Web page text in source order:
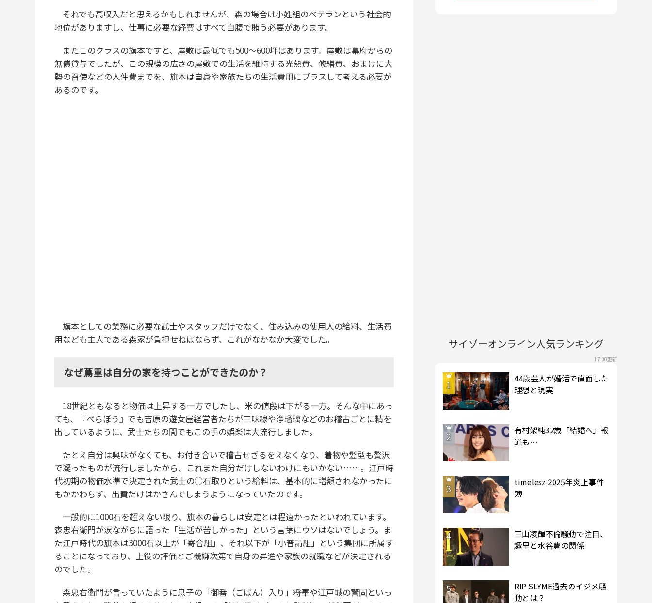
それでも高収入だと思えるかもしれませんが、森の場合は小姓組のベテランという社会的
地位がありますし、仕事に必要な経費はすべて自腹で賄う必要があります。
またこのクラスの旗本ですと、屋敷は最低でも500〜600坪はあります。屋敷は幕府からの
無償貸与でしたが、この規模の広さの屋敷での生活を維持する光熱費、修繕費、おまけに大
勢の召使などの人件費までを、旗本は自身や家族たちの生活費用にプラスして考える必要が
あるのです。
旗本としての業務に必要な武士やスタッフだけでなく、住み込みの使用人の給料、生活費
用なども主人である森家が負担せねばならず、これがなかなか大変でした。
なぜ蔦重は自分の家を持つことができたのか？
18世紀ともなると物価は上昇する一方でしたし、米の値段は下がる一方。そんな中にあっ
ても、『べらぼう』でも吉原の遊女屋経営者たちが三味線や浄瑠璃などのお稽古ごとに精を
出しているように、武士たちの間でもこの手の娯楽は大流行しました。
たとえ自分は興味がなくても、お付き合いで稽古せざるをえなくなり、着物や髪型も贅沢
で凝ったものが流行しましたから、これまた自分だけしないわけにもいかない……。江戸時
代初期の物価水準で決定された武士の◯石取りという給料は、基本的に増額されなかったに
もかかわらず、出費だけはかさんでしまうようになっていたのです。
一般的に1000石を超えない限り、旗本の暮らしは安定とは程遠かったといわれています。
森忠右衛門が涙ながらに語った「生活が苦しかった」という言葉にウソはないでしょう。ま
た江戸時代の旗本は3000石以上が「寄合組」、それ以下が「小普請組」という集団に所属す
ることになっており、上役の評価とご機嫌次第で自身の昇進や家族の就職などが決定される
のでした。
森忠右衛門が言っていたように息子の「御番（ごばん）入り」――将軍や江戸城の警固といっ
サイゾーオンライン人気ランキング
17:30更新
1
44歳芸人が婚活で直面した
理想と現実
2
有村架純32歳「結婚へ」報
道も…
3
timelesz 2025年炎上事件
簿
4
三山凌輝不倫騒動で注目、
趣里と水谷豊の関係
5
RIP SLYME過去のイジメ騒
動とは？